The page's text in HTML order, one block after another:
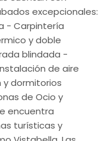
excepcionales:
- Carpintería
y doble
blindada -
de aire
y dormitorios
de Ocio y
encuentra
turísticas y